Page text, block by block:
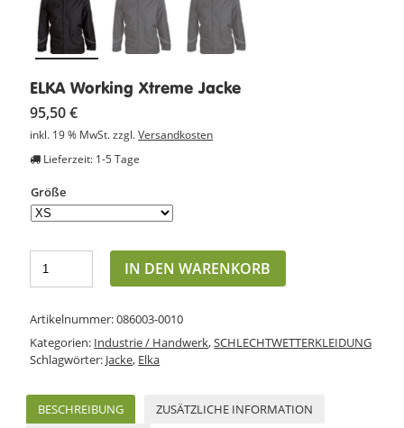
ELKA Working Xtreme Jacke
95,50€
inkl. 19 % MwSt. zzgl.Versandkosten
Lieferzeit: 1-5 Tage
Größe
IN DEN WARENKORB
Artikelnummer:086003-0010
Kategorien: Industrie / Handwerk,SCHLECHTWETTERKLEIDUNG
Schlagwörter: Jacke, Elka
BESCHREIBUNG
ZUSÄTZLICHE INFORMATION